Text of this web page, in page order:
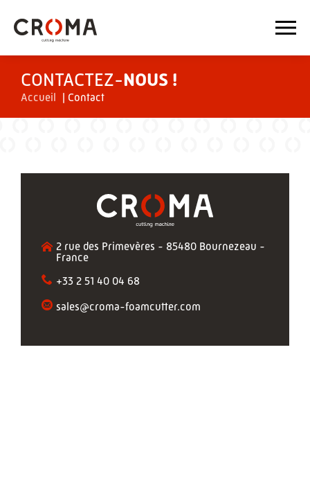
CONTACTEZ-NOUS !
Accueil | Contact
2 rue des Primevères - 85480 Bournezeau -
France
+33 2 51 40 04 68
sales@croma-foamcutter.com